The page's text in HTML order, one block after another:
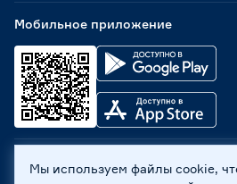
Мобильное приложение
ООО «Бауцентр Рус» 2004 -2026,
Мы используем файлы cookie,